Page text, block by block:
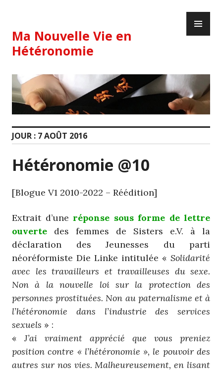
content
Ma Nouvelle Vie en
Hétéronomie
JOUR : 7 AOÛT 2016
Hétéronomie @10
[Blogue V1 2010-2022 – Réédition]
Extrait d’une réponse sous forme de lettre
ouverte des femmes de Sisters e.V. à la
déclaration des Jeunesses du parti
néoréformiste Die Linke intitulée « Solidarité
avec les travailleurs et travailleuses du sexe.
Non à la nouvelle loi sur la protection des
personnes prostituées. Non au paternalisme et à
l’hétéronomie dans l’industrie des services
sexuels » :
«J’ai vraiment apprécié que vous preniez
position contre « l’hétéronomie », le pouvoir des
autres sur nos vies. Malheureusement, en lisant